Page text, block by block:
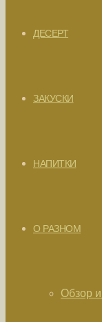
ДЕСЕРТ
ЗАКУСКИ
НАПИТКИ
О РАЗНОМ
Обзор